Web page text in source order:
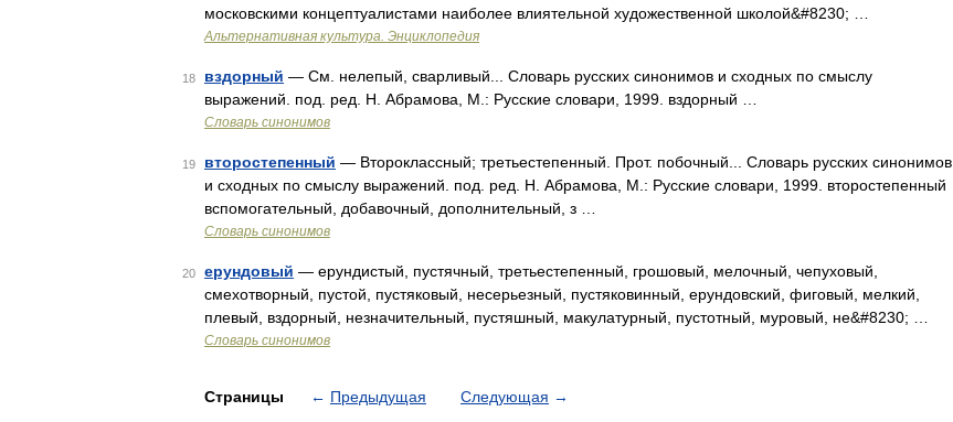
московскими концептуалистами наиболее влиятельной художественной школой&#8230; …
Альтернативная культура. Энциклопедия
18 вздорный — См. нелепый, сварливый... Словарь русских синонимов и сходных по смыслу
выражений. под. ред. Н. Абрамова, М.: Русские словари, 1999. вздорный …
Словарь синонимов
19 второстепенный — Второклассный; третьестепенный. Прот. побочный... Словарь русских синонимов
и сходных по смыслу выражений. под. ред. Н. Абрамова, М.: Русские словари, 1999. второстепенный
вспомогательный, добавочный, дополнительный, з …
Словарь синонимов
20 ерундовый — ерундистый, пустячный, третьестепенный, грошовый, мелочный, чепуховый,
смехотворный, пустой, пустяковый, несерьезный, пустяковинный, ерундовский, фиговый, мелкий,
плевый, вздорный, незначительный, пустяшный, макулатурный, пустотный, муровый, не&#8230; …
Словарь синонимов
Страницы ← Предыдущая Следующая →